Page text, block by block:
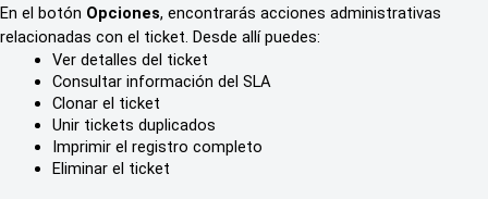
En el botón Opciones, encontrarás acciones administrativas
relacionadas con el ticket. Desde allí puedes:
Ver detalles del ticket
Consultar información del SLA
Clonar el ticket
Unir tickets duplicados
Imprimir el registro completo
Eliminar el ticket